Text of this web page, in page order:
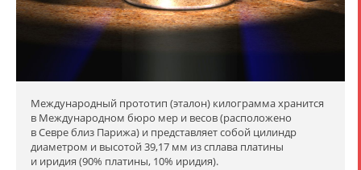
Международный прототип (эталон) килограмма хранится
в Международном бюро мер и весов (расположено
в Севре близ Парижа) и представляет собой цилиндр
диаметром и высотой 39,17 мм из сплава платины
и иридия (90% платины, 10% иридия).